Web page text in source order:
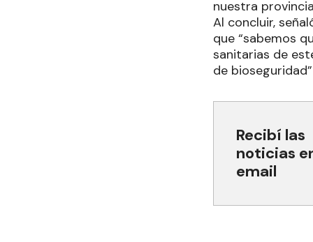
nuestra
Al concluir,
que “sabemos
sanitarias de
de
Recibí las
noticias
email